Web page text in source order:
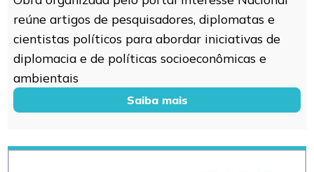
reúne artigos de pesquisadores, diplomatas e
cientistas políticos para abordar iniciativas de
diplomacia e de políticas socioeconômicas e
ambientais
Saiba mais